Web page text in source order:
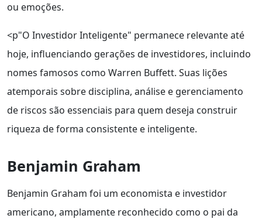
ou emoções.
<p"O Investidor Inteligente" permanece relevante até
hoje, influenciando gerações de investidores, incluindo
nomes famosos como Warren Buffett. Suas lições
atemporais sobre disciplina, análise e gerenciamento
de riscos são essenciais para quem deseja construir
riqueza de forma consistente e inteligente.
Benjamin Graham
Benjamin Graham foi um economista e investidor
americano, amplamente reconhecido como o pai da